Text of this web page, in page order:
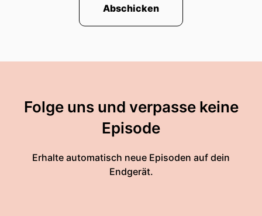
Abschicken
Folge uns und verpasse keine
Episode
Erhalte automatisch neue Episoden auf dein
Endgerät.